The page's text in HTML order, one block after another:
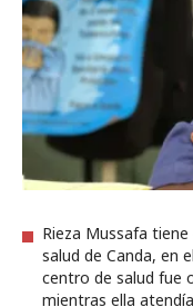
Rieza Mussafa
salud de Canda, en
centro de salud fue
mientras ella